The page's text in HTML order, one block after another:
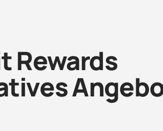
Rewards